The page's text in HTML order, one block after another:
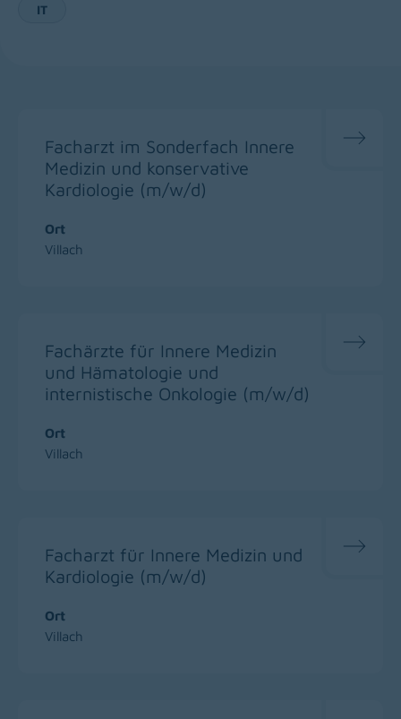
IT
Facharzt im Sonderfach Innere
Medizin und konservative
Kardiologie (m/w/d)
Ort
Villach
Fachärzte für Innere Medizin
und Hämatologie und
internistische Onkologie (m/w/d)
Ort
Villach
Facharzt für Innere Medizin und
Kardiologie (m/w/d)
Ort
Villach